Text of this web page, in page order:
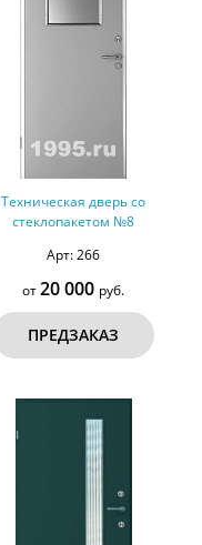
Техническая дверь со
стеклопакетом №8
Арт: 266
от20 000 руб.
ПРЕДЗАКАЗ